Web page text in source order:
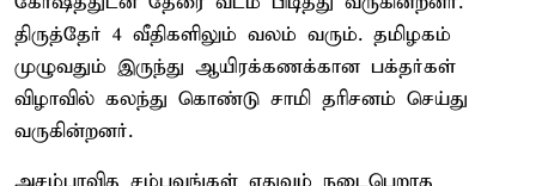
திருத்தேர் 4 வீதிகளிலும் வலம் வரும். தமிழகம்
முழுவதும் இருந்து ஆயிரக்கணக்கான பக்தர்கள்
விழாவில் கலந்து கொண்டு சாமி தரிசனம் செய்து
வருகின்றனர்.